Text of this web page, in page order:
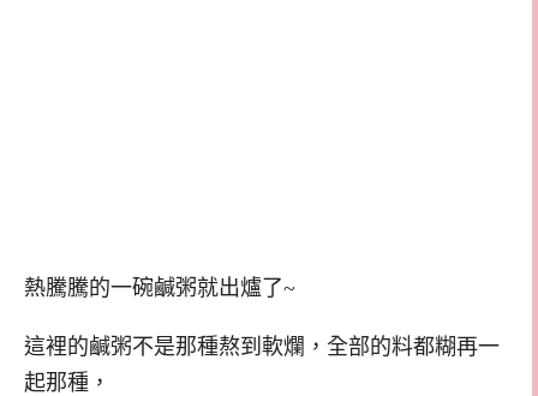
熱騰騰的一碗鹹粥就出爐了~
這裡的鹹粥不是那種熬到軟爛，全部的料都糊再一
起那種，